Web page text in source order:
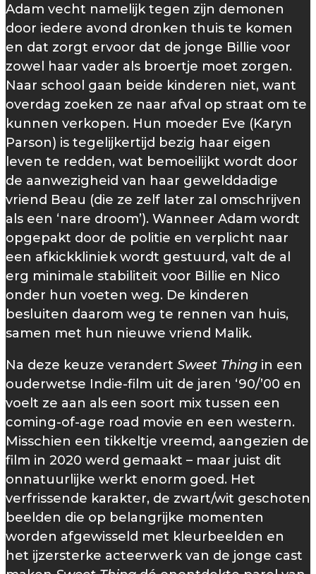
Adam vecht namelijk tegen zijn demonen
door iedere avond dronken thuis te komen
en dat zorgt ervoor dat de jonge Billie voor
zowel haar vader als broertje moet zorgen.
Naar school gaan beide kinderen niet, want
overdag zoeken ze naar afval op straat om te
kunnen verkopen. Hun moeder Eve (Karyn
Parson) is tegelijkertijd bezig haar eigen
leven te redden, wat bemoeilijkt wordt door
de aanwezigheid van haar gewelddadige
vriend Beau (die ze zelf later zal omschrijven
als een ‘nare droom’). Wanneer Adam wordt
opgepakt door de politie en verplicht naar
een afkickkliniek wordt gestuurd, valt de al
erg minimale stabiliteit voor Billie en Nico
onder hun voeten weg. De kinderen
besluiten daarom weg te rennen van huis,
samen met hun nieuwe vriend Malik.
Na deze keuze verandert Sweet Thing in een
ouderwetse Indie-film uit de jaren ‘90/’00 en
voelt ze aan als een soort mix tussen een
coming-of-age road movie en een western.
Misschien een tikkeltje vreemd, aangezien de
film in 2020 werd gemaakt – maar juist dit
onnatuurlijke werkt enorm goed. Het
verfrissende karakter, de zwart/wit geschoten
beelden die op belangrijke momenten
worden afgewisseld met kleurbeelden en
het ijzersterke acteerwerk van de jonge cast